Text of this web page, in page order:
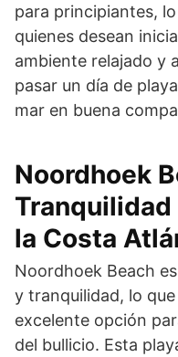
para principiantes,
quienes desean
ambiente relajado y
pasar un día de
mar en buena
Noordhoek
Tranquilidad
la Costa
Noordhoek Beach
y tranquilidad, lo
excelente opción
del bullicio. Esta